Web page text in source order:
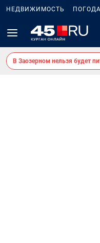
НЕДВИЖИМОСТЬ ПОГОДА
В Заозерном нельзя будет